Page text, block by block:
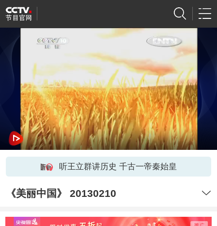
听王立群讲历史 千古一帝秦始皇
《美丽中国》 20130210